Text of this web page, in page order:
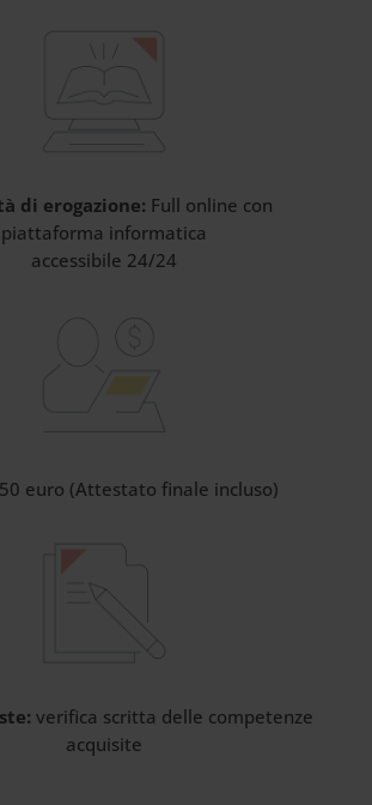
di erogazione: Full online con
piattaforma informatica
accessibile 24/24
euro (Attestato finale incluso)
verifica scritta delle competenze
acquisite